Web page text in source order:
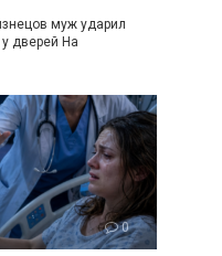
муж ударил
дверей На
0